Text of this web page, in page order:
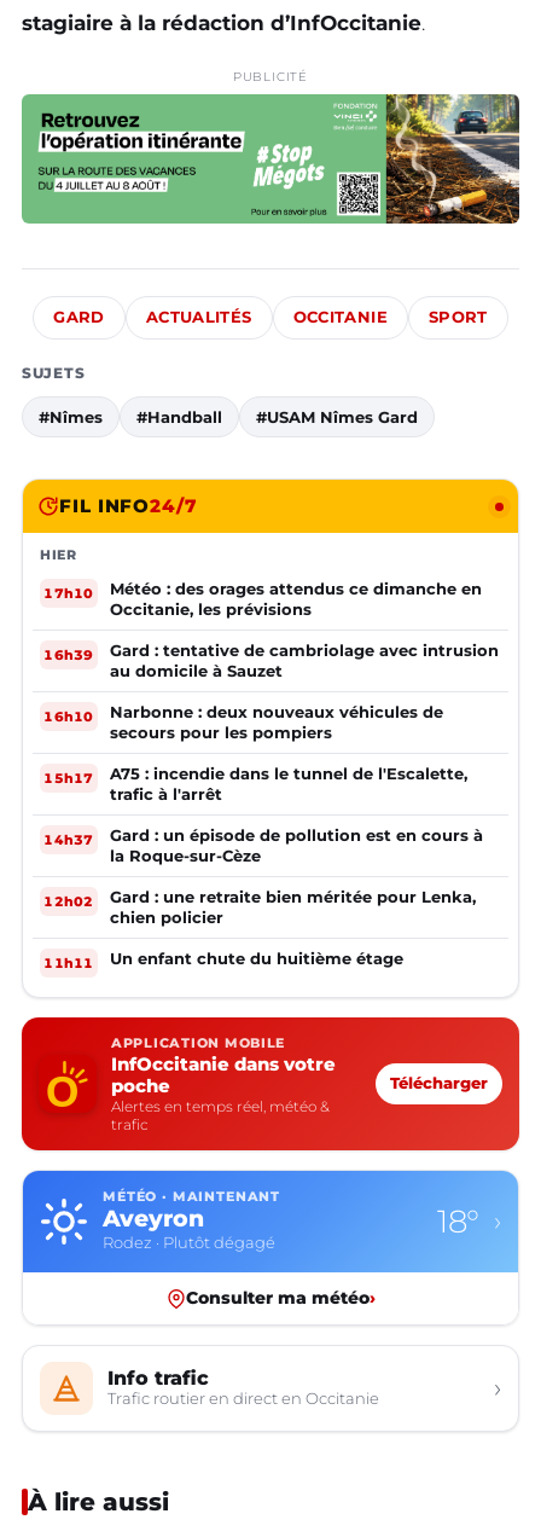
stagiaire à la rédaction d’InfOccitanie.
PUBLICITÉ
GARD ACTUALITÉS OCCITANIE SPORT
SUJETS
#Nîmes #Handball #USAM Nîmes Gard
FIL INFO24/7
HIER
17h10
Météo : des orages attendus ce dimanche en
Occitanie, les prévisions
16h39
Gard : tentative de cambriolage avec intrusion
au domicile à Sauzet
16h10
Narbonne : deux nouveaux véhicules de
secours pour les pompiers
15h17
A75 : incendie dans le tunnel de l'Escalette,
trafic à l'arrêt
14h37
Gard : un épisode de pollution est en cours à
la Roque-sur-Cèze
12h02
Gard : une retraite bien méritée pour Lenka,
chien policier
11h11 Un enfant chute du huitième étage
APPLICATION MOBILE
InfOccitanie dans votre
poche
Alertes en temps réel, météo &
trafic
Télécharger
MÉTÉO · MAINTENANT
Aveyron
Rodez · Plutôt dégagé
18° ›
Consulter ma météo›
Info trafic
Trafic routier en direct en Occitanie ›
À lire aussi